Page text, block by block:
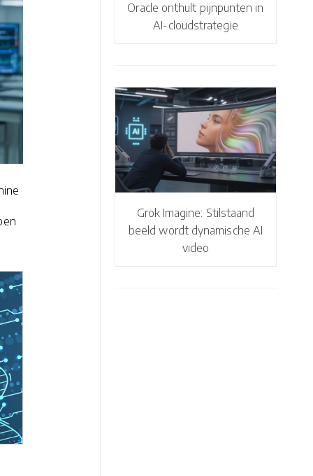
Oracle onthult pijnpunten in
AI-cloudstrategie
Grok Imagine: Stilstaand
beeld wordt dynamische AI
video